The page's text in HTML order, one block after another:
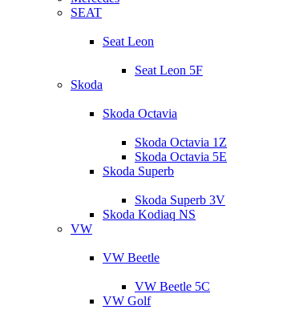
SEAT
Seat Leon
Seat Leon 5F
Skoda
Skoda Octavia
Skoda Octavia 1Z
Skoda Octavia 5E
Skoda Superb
Skoda Superb 3V
Skoda Kodiaq NS
VW
VW Beetle
VW Beetle 5C
VW Golf